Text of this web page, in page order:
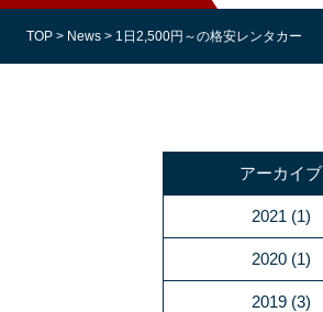
TOP > News > 1日2,500円～の格安レンタカー
アーカイブ
2021 (1)
2020(1)
2019(3)